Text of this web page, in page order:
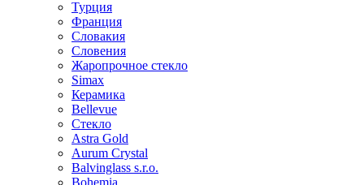
Турция
Франция
Словакия
Словения
Жаропрочное стекло
Simax
Керамика
Bellevue
Стекло
Astra Gold
Aurum Crystal
Balvinglass s.r.o.
Bohemia